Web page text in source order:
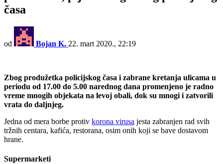
časa
od Bojan K. 22. mart 2020., 22:19
Zbog produžetka policijskog časa i zabrane kretanja ulicama u
periodu od 17.00 do 5.00 narednog dana promenjeno je radno
vreme mnogih objekata na levoj obali, dok su mnogi i zatvorili
vrata do daljnjeg.
Jedna od mera borbe protiv korona virusa jesta zabranjen rad svih
tržnih centara, kafića, restorana, osim onih koji se bave dostavom
hrane.
Supermarketi